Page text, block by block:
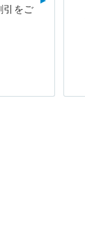
引をご